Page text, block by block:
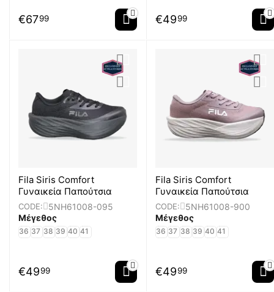
€6799 €4999
Fila Siris Comfort
Γυναικεία Παπούτσια
CODE:
5NH61008-095
Μέγεθος
36 37 38 39 40 41
€4999
Fila Siris Comfort
Γυναικεία Παπούτσια
CODE:
5NH61008-900
Μέγεθος
36 37 38 39 40 41
€4999